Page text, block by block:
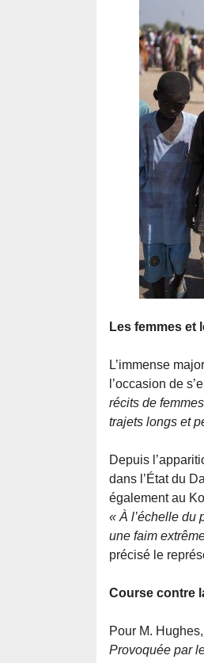
Les femmes et
L’immense
l’occasion de
récits de
trajets longs et
Depuis
dans l’État du
également au
« À l’échelle du
une faim
précisé le
Course contre
Pour M.
Provoquée par